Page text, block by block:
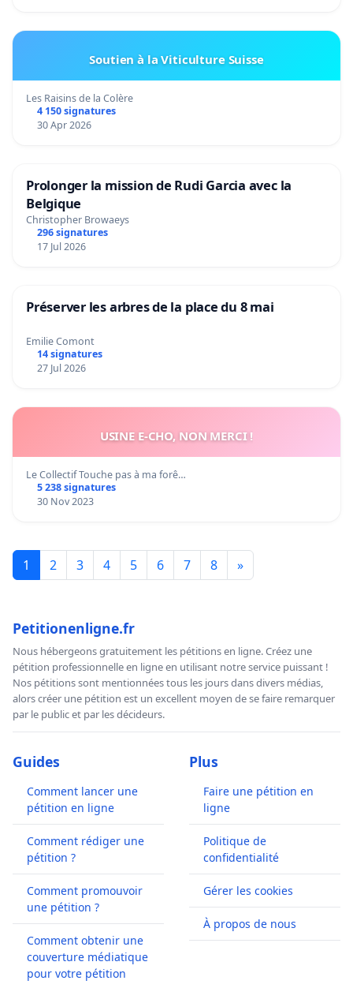
Soutien à la Viticulture Suisse
Les Raisins de la Colère
4 150 signatures
30 Apr 2026
Prolonger la mission de Rudi Garcia avec la
Belgique
Christopher Browaeys
296 signatures
17 Jul 2026
Préserver les arbres de la place du 8 mai
Emilie Comont
14 signatures
27 Jul 2026
USINE E-CHO, NON MERCI !
Le Collectif Touche pas à ma forê…
5 238 signatures
30 Nov 2023
1 2 3 4 5 6 7 8 »
Petitionenligne.fr
Nous hébergeons gratuitement les pétitions en ligne. Créez une
pétition professionnelle en ligne en utilisant notre service puissant !
Nos pétitions sont mentionnées tous les jours dans divers médias,
alors créer une pétition est un excellent moyen de se faire remarquer
par le public et par les décideurs.
Guides
Comment lancer une
pétition en ligne
Comment rédiger une
pétition ?
Comment promouvoir
une pétition ?
Comment obtenir une
couverture médiatique
pour votre pétition
Plus
Faire une pétition en
ligne
Politique de
confidentialité
Gérer les cookies
À propos de nous